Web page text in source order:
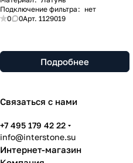
0 0Арт. 1129019
Подключение фильтра : нет
Подробнее
Связаться с нами
+7 495 179 42 22
info@interstone.su
Интернет-магазин